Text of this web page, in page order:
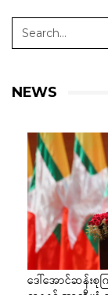
NEWS
ဒေါ်အောင်ဆန်းစုက